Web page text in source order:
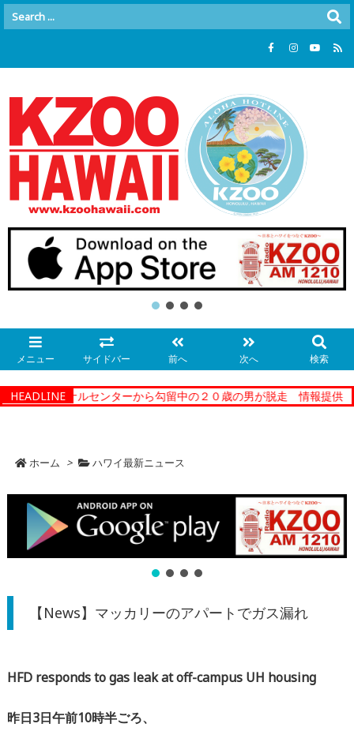
メニュー サイドバー 前へ 次へ 検索
HEADLINE
レクショナルセンターから勾留中の２０歳の男が脱走 情報提供
ホーム > ハワイ最新ニュース
【News】マッカリーのアパートでガス漏れ
HFD responds to gas leak at off-campus UH housing
昨日3日午前10時半ごろ、